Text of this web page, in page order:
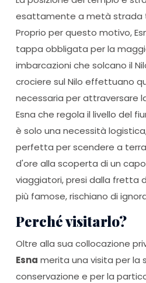
esattamente a metà strada
Proprio per questo motivo,
tappa obbligata per la
imbarcazioni che solcano il
crociere sul Nilo effettuano
necessaria per attraversare
Esna che regola il livello del
è solo una necessità
perfetta per scendere a
d'ore alla scoperta di un
viaggiatori, presi dalla fretta
più famose, rischiano di
Perché visitarlo?
Oltre alla sua collocazione
Esna merita una visita per la
conservazione e per la